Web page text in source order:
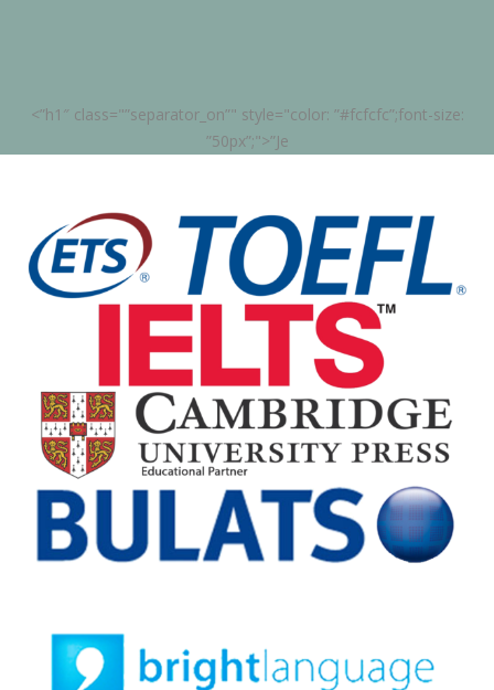
<”h1″ class="”separator_on”" style="color: ”#fcfcfc”;font-size:
”50px”;">”Je